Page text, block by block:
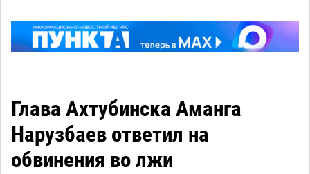
Глава Ахтубинска Аманга
Нарузбаев ответил на
обвинения во лжи